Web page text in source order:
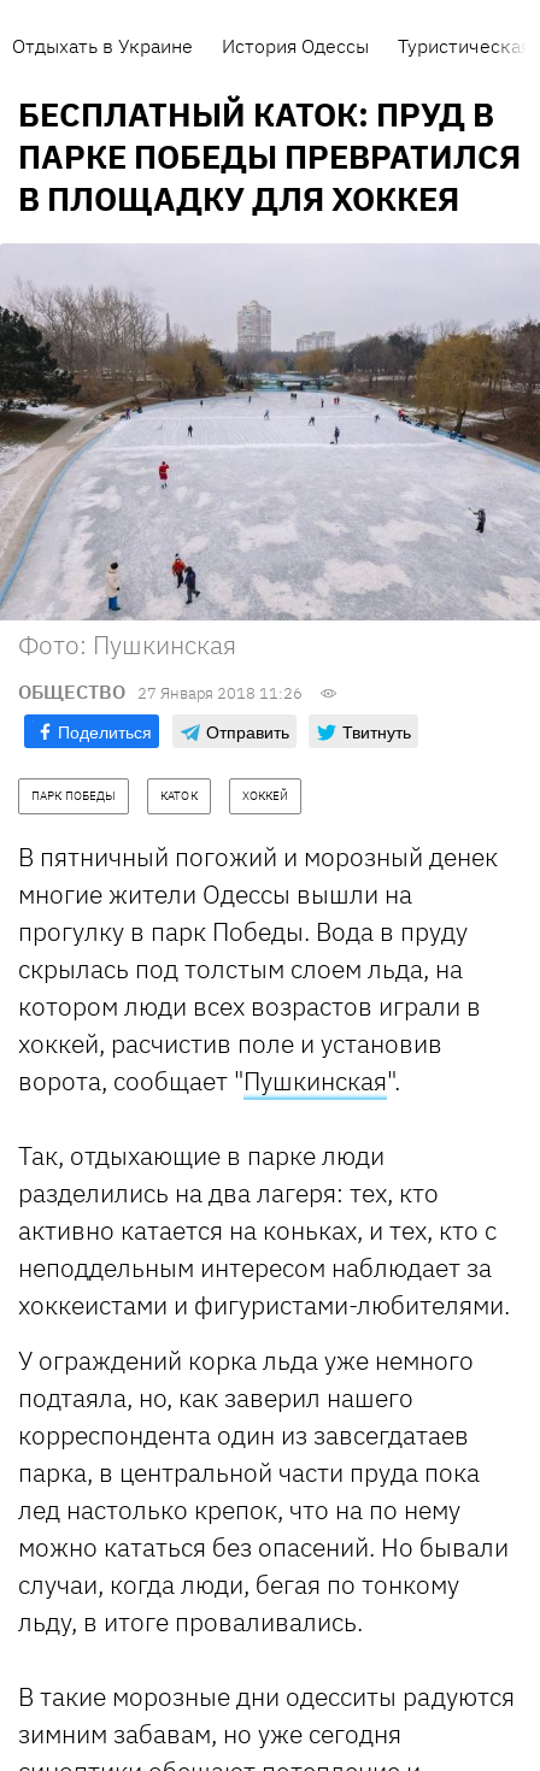
Отдыхать в Украине История Одессы Туристическая
БЕСПЛАТНЫЙ КАТОК: ПРУД В
ПАРКЕ ПОБЕДЫ ПРЕВРАТИЛСЯ
В ПЛОЩАДКУ ДЛЯ ХОККЕЯ
Фото: Пушкинская
ОБЩЕСТВО 27 Января 2018 11:26
Поделиться Отправить Твитнуть
ПАРК ПОБЕДЫ КАТОК ХОККЕЙ
В пятничный погожий и морозный денек
многие жители Одессы вышли на
прогулку в парк Победы. Вода в пруду
скрылась под толстым слоем льда, на
котором люди всех возрастов играли в
хоккей, расчистив поле и установив
ворота, сообщает "Пушкинская".
Так, отдыхающие в парке люди
разделились на два лагеря: тех, кто
активно катается на коньках, и тех, кто с
неподдельным интересом наблюдает за
хоккеистами и фигуристами-любителями.
У ограждений корка льда уже немного
подтаяла, но, как заверил нашего
корреспондента один из завсегдатаев
парка, в центральной части пруда пока
лед настолько крепок, что на по нему
можно кататься без опасений. Но бывали
случаи, когда люди, бегая по тонкому
льду, в итоге проваливались.
В такие морозные дни одесситы радуются
зимним забавам, но уже сегодня